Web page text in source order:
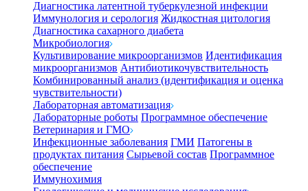
Диагностика латентной туберкулезной инфекции
Иммунология и серология Жидкостная цитология
Диагностика сахарного диабета
Микробиология
Культивирование микроорганизмов Идентификация
микроорганизмов Антибиотикочувствительность
Комбинированный анализ (идентификация и оценка
чувствительности)
Лабораторная автоматизация
Лабораторные роботы Программное обеспечение
Ветеринария и ГМО
Инфекционные заболевания ГМИ Патогены в
продуктах питания Сырьевой состав Программное
обеспечение
Иммунохимия